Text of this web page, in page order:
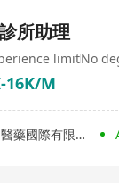
所助理
limitNo
16K/M
惟仁中醫藥國際有限公司